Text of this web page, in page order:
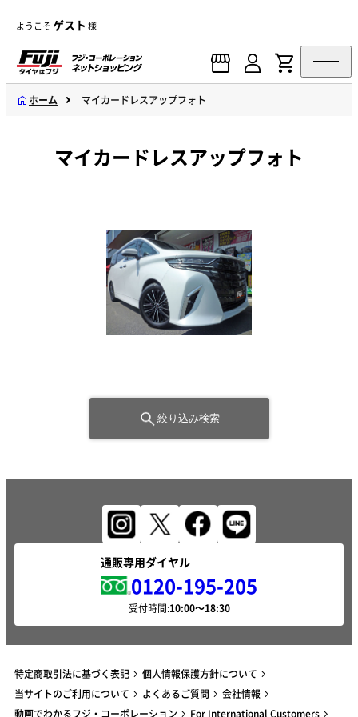
ようこそゲスト 様
ホーム マイカードレスアップフォト
マイカードレスアップフォト
絞り込み検索
通販専用ダイヤル
0120-195-205
受付時間:
特定商取引法に基づく表記
個人情報保護方針について
当サイトのご利用について
よくあるご質問
会社情報
動画でわかるフジ・コーポレーション
For International Customers